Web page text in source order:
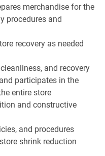
merchandise for the
procedures and
recovery as needed
and recovery
participates in the
entire store
and constructive
and procedures
shrink reduction